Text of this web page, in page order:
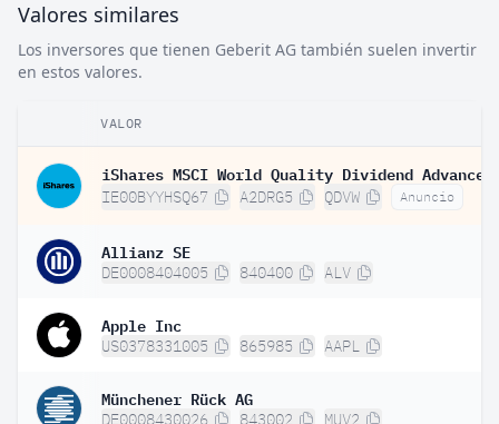
Valores similares
Los inversores que tienen Geberit AG también suelen invertir
en estos valores.
VALOR
IE00BYYHSQ67 A2DRG5 QDVW Anuncio
Allianz SE
DE0008404005 840400 ALV
Apple Inc
US0378331005 865985 AAPL
Münchener Rück AG
DE0008430026 843002 MUV2